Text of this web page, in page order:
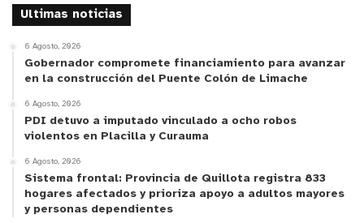
Ultimas noticias
6 Agosto, 2026
Gobernador compromete financiamiento para avanzar
en la construcción del Puente Colón de Limache
6 Agosto, 2026
PDI detuvo a imputado vinculado a ocho robos
violentos en Placilla y Curauma
6 Agosto, 2026
Sistema frontal: Provincia de Quillota registra 833
hogares afectados y prioriza apoyo a adultos mayores
y personas dependientes